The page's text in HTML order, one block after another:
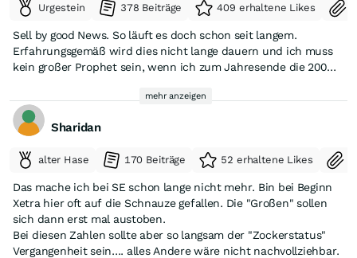
Urgestein 378 Beiträge 409 erhaltene Likes
Sell by good News. So läuft es doch schon seit langem.
Erfahrungsgemäß wird dies nicht lange dauern und ich muss
kein großer Prophet sein, wenn ich zum Jahresende die 200
und verkaufe kein Stück. NmpM.
mehr anzeigen
Sharidan
alter Hase 170 Beiträge 52 erhaltene Likes
Das mache ich bei SE schon lange nicht mehr. Bin bei Beginn
Xetra hier oft auf die Schnauze gefallen. Die "Großen" sollen
sich dann erst mal austoben.
Bei diesen Zahlen sollte aber so langsam der "Zockerstatus"
Vergangenheit sein.... alles Andere wäre nicht nachvollziehbar.